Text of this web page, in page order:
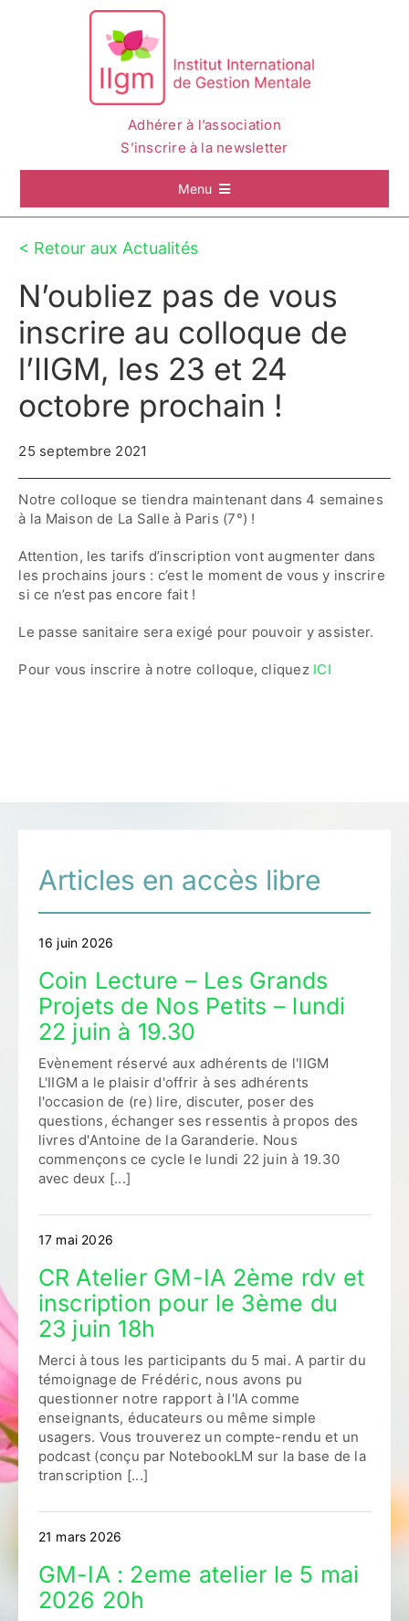
Adhérer à l’association
S’inscrire à la newsletter
Menu
La Gestion Mentale
L’IIGM
Actualités
Accès adhérent·es
< Retour aux Actualités
N’oubliez pas de vous
inscrire au colloque de
l’IIGM, les 23 et 24
octobre prochain !
25 septembre 2021
Notre colloque se tiendra maintenant dans 4 semaines
à la Maison de La Salle à Paris (7°) !
Attention, les tarifs d’inscription vont augmenter dans
les prochains jours : c’est le moment de vous y inscrire
si ce n’est pas encore fait !
Le passe sanitaire sera exigé pour pouvoir y assister.
Pour vous inscrire à notre colloque, cliquez ICI
Articles en accès libre
16 juin 2026
Coin Lecture – Les Grands
Projets de Nos Petits – lundi
22 juin à 19.30
Evènement réservé aux adhérents de l'IIGM
L'IIGM a le plaisir d'offrir à ses adhérents
l'occasion de (re) lire, discuter, poser des
questions, échanger ses ressentis à propos des
livres d'Antoine de la Garanderie. Nous
commençons ce cycle le lundi 22 juin à 19.30
avec deux [...]
17 mai 2026
CR Atelier GM-IA 2ème rdv et
inscription pour le 3ème du
23 juin 18h
Merci à tous les participants du 5 mai. A partir du
témoignage de Frédéric, nous avons pu
questionner notre rapport à l'IA comme
enseignants, éducateurs ou même simple
usagers. Vous trouverez un compte-rendu et un
podcast (conçu par NotebookLM sur la base de la
transcription [...]
21 mars 2026
GM-IA : 2eme atelier le 5 mai
2026 20h